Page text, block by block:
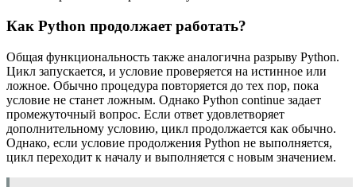
Как Python продолжает работать?
Общая функциональность также аналогична разрыву Python.
Цикл запускается, и условие проверяется на истинное или
ложное. Обычно процедура повторяется до тех пор, пока
условие не станет ложным. Однако Python continue задает
промежуточный вопрос. Если ответ удовлетворяет
дополнительному условию, цикл продолжается как обычно.
Однако, если условие продолжения Python не выполняется,
цикл переходит к началу и выполняется с новым значением.